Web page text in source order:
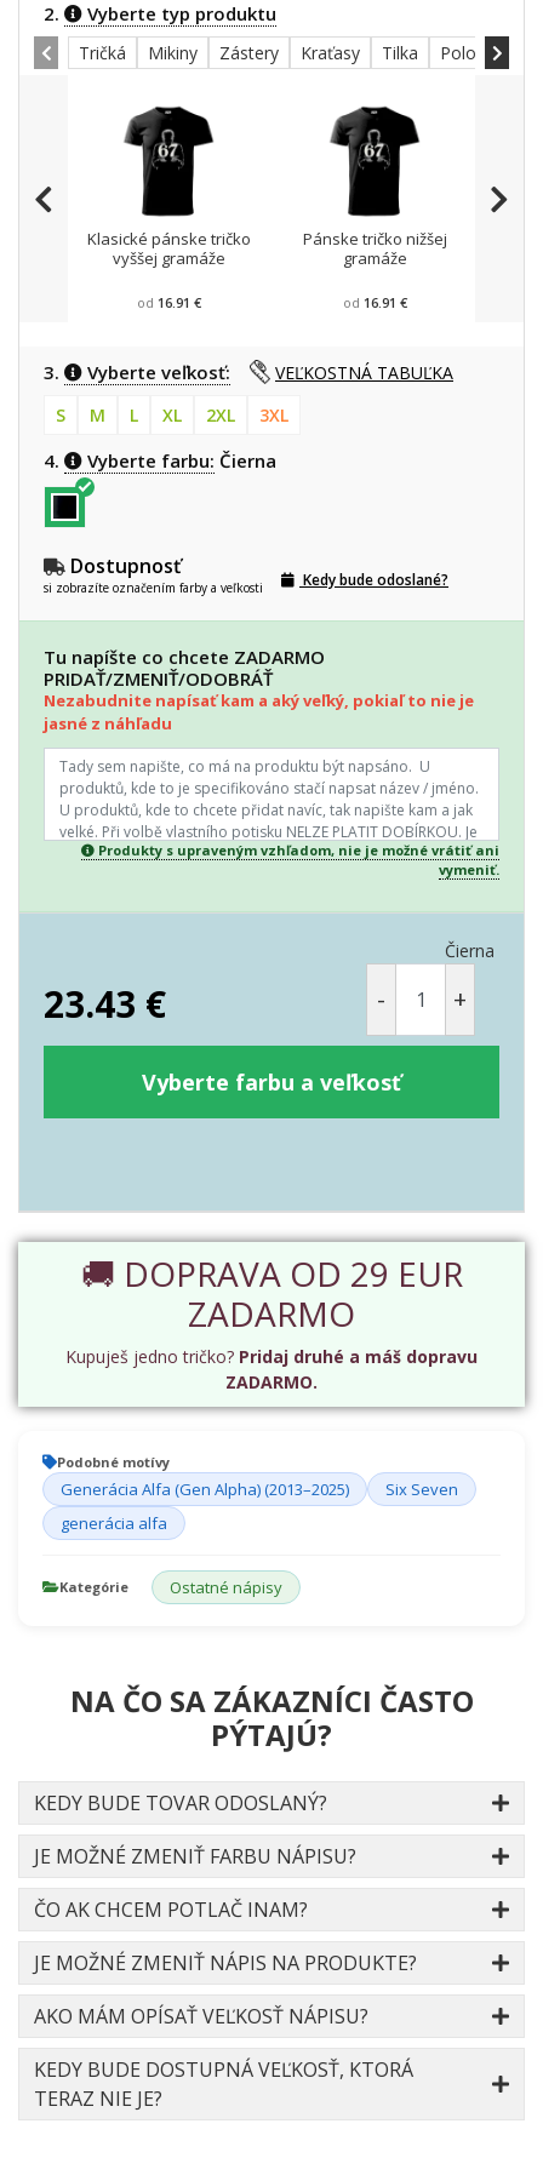
2. Vyberte typ produktu
Tričká Mikiny Zástery Kraťasy Tilka Polokošele
Klasické pánske tričko
vyššej gramáže
od 16.91 €
Pánske tričko nižšej
gramáže
od 16.91 €
3. Vyberte veľkosť:
VEĽKOSTNÁ TABUĽKA
S
M L XL 2XL 3XL
4. Vyberte farbu: Čierna
Dostupnosť
si zobrazíte označením farby a veľkosti Kedy bude odoslané?
Tu napíšte co chcete ZADARMO
PRIDAŤ/ZMENIŤ/ODOBRÁŤ
Nezabudnite napísať kam a aký veľký, pokiaľ to nie je
jasné z náhľadu
Produkty s upraveným vzhľadom, nie je možné vrátiť ani
vymeniť.
Čierna
23.43 € - +
Vyberte farbu a veľkosť
🚚 DOPRAVA OD 29 EUR
ZADARMO
Kupuješ jedno tričko? Pridaj druhé a máš dopravu
ZADARMO.
Podobné motívy
Generácia Alfa (Gen Alpha) (2013–2025)
Six Seven
generácia alfa
Kategórie Ostatné nápisy
NA ČO SA ZÁKAZNÍCI ČASTO
PÝTAJÚ?
KEDY BUDE TOVAR ODOSLANÝ?
JE MOŽNÉ ZMENIŤ FARBU NÁPISU?
ČO AK CHCEM POTLAČ INAM?
JE MOŽNÉ ZMENIŤ NÁPIS NA PRODUKTE?
AKO MÁM OPÍSAŤ VEĽKOSŤ NÁPISU?
KEDY BUDE DOSTUPNÁ VEĽKOSŤ, KTORÁ
TERAZ NIE JE?